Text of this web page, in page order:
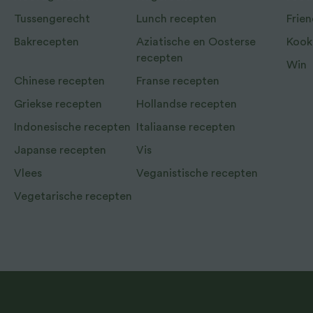
Tussengerecht Lunch recepten
Bakrecepten
Aziatische en Oosterse
recepten
Chinese recepten Franse recepten
Griekse recepten Hollandse recepten
Indonesische recepten Italiaanse recepten
Japanse recepten Vis
Vlees Veganistische recepten
Vegetarische recepten
Win